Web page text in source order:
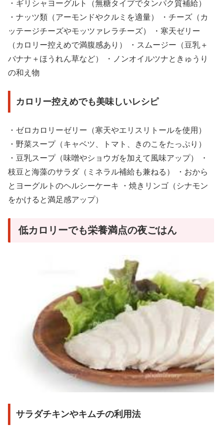
・ギリシャヨーグルト（無糖タイプでタンパク質補給）
・ナッツ類（アーモンドやクルミを適量） ・チーズ（カ
ッテージチーズやモッツァレラチーズ） ・寒天ゼリー
（カロリー控えめで満腹感あり） ・スムージー（豆乳＋
バナナ＋ほうれん草など） ・ノンオイルツナときゅうり
の和え物
カロリー控えめでも美味しいレシピ
・ゼロカロリーゼリー（寒天やエリスリトールを使用）
・野菜スープ（キャベツ、トマト、きのこをたっぷり）
・豆乳スープ（味噌やショウガを加えて風味アップ） ・
枝豆と海藻のサラダ（ミネラル補給も兼ねる） ・おから
とヨーグルトのヘルシーケーキ ・焼きリンゴ（シナモン
をかけると満足感アップ）
低カロリーでも栄養満点の夜ごはん
サラダチキンやキムチの利用法